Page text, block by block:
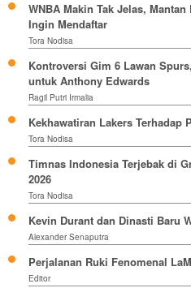
WNBA Makin Tak Jelas,
Ingin Mendaftar
Tora Nodisa
Kontroversi Gim 6 Lawan
untuk Anthony Edwards
Ragil Putri Irmalia
Kekhawatiran Lakers Terhadap
Tora Nodisa
Timnas Indonesia Terjebak di
2026
Tora Nodisa
Kevin Durant dan Dinasti Baru
Alexander Senaputra
Perjalanan Ruki Fenomenal
Editor